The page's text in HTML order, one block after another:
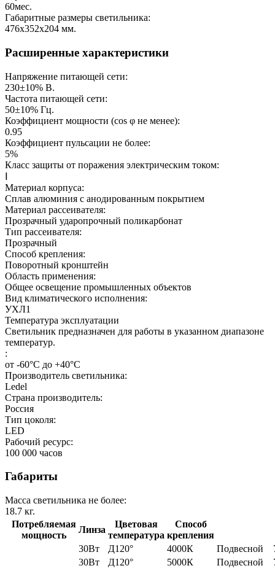
60мес.
Габаритные размеры светильника:
476х352х204 мм.
Расширенные характеристики
Напряжение питающей сети:
230±10% В.
Частота питающей сети:
50±10% Гц.
Коэффициент мощности (cos φ не менее):
0.95
Коэффициент пульсации не более:
5%
Класс защиты от поражения электрическим током:
Материал корпуса:
Сплав алюминия с анодированным покрытием
Материал рассеивателя:
Прозрачный ударопрочный поликарбонат
Тип рассеивателя:
Прозрачный
Способ крепления:
Поворотный кронштейн
Область применения:
Общее освещение промышленных объектов
Вид климатического исполнения:
УХЛ1
Температура эксплуатации
Светильник предназначен для работы в указанном диапазоне
температур.
:
от -60°С до +40°С
Производитель светильника:
Ledel
Страна производитель:
Россия
Тип цоколя:
LED
Рабочий ресурс:
100 000 часов
Габариты
Масса светильника не более:
18.7 кг.
Потребляемая
мощность
Линза
Цветовая
температура
Способ
крепления
30Вт
Д120° 4000К Подвесной
30Вт
Д120° 5000К Подвесной